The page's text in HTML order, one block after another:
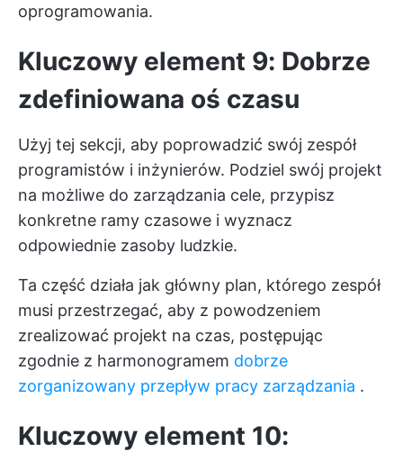
oprogramowania.
Kluczowy element 9: Dobrze
zdefiniowana oś czasu
Użyj tej sekcji, aby poprowadzić swój zespół
programistów i inżynierów. Podziel swój projekt
na możliwe do zarządzania cele, przypisz
konkretne ramy czasowe i wyznacz
odpowiednie zasoby ludzkie.
Ta część działa jak główny plan, którego zespół
musi przestrzegać, aby z powodzeniem
zrealizować projekt na czas, postępując
zgodnie z harmonogramem dobrze
zorganizowany przepływ pracy zarządzania .
Kluczowy element 10: